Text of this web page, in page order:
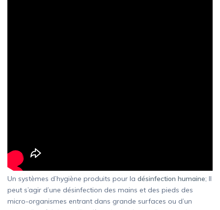
Un systèmes d’hygiène produits pour la désinfection humaine; Il
peut s’agir d’une désinfection des mains et des pieds des
micro-organismes entrant dans grande surfaces ou d’un